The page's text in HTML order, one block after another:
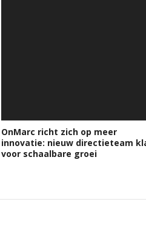
OnMarc richt zich op meer
innovatie: nieuw directieteam
voor schaalbare groei